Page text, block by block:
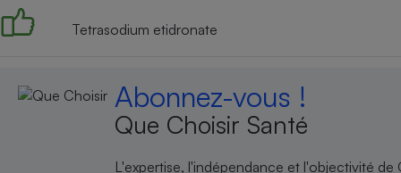
Tetrasodium etidronate
Abonnez-vous !
Que Choisir Santé
L'expertise, l'indépendance et l'objectivité de